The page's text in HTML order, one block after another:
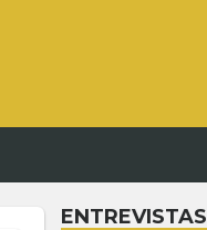
ENTREVISTAS